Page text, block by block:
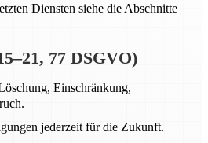
Diensten siehe die Abschnitte
77 DSGVO)
Einschränkung,
jederzeit für die Zukunft.